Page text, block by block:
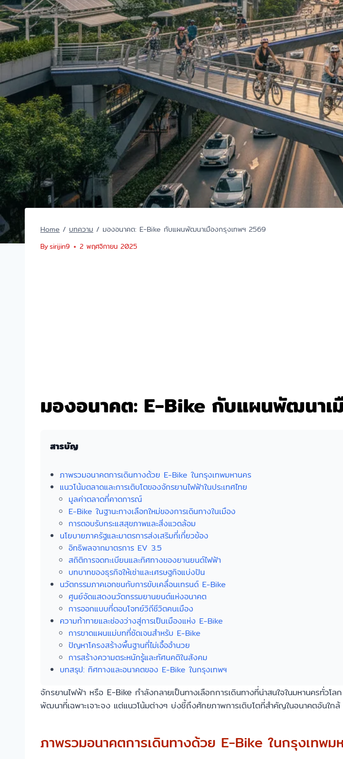
Home / บทความ / มองอนาคต: E-Bike กับแผนพัฒนาเมืองกรุงเทพฯ 2569
Bysirijin9 2 พฤศจิกายน 2025
มองอนาคต: E-Bike กับแผนพัฒนาเ
สารบัญ
ภาพรวมอนาคตการเดินทางด้วย E-Bike ในกรุงเทพมหานคร
แนวโน้มตลาดและการเติบโตของจักรยานไฟฟ้าในประเทศไทย
มูลค่าตลาดที่คาดการณ์
E-Bike ในฐานะทางเลือกใหม่ของการเดินทางในเมือง
การตอบรับกระแสสุขภาพและสิ่งแวดล้อม
นโยบายภาครัฐและมาตรการส่งเสริมที่เกี่ยวข้อง
อิทธิพลจากมาตรการ EV 3.5
สถิติการจดทะเบียนและทิศทางของยานยนต์ไฟฟ้า
บทบาทของธุรกิจให้เช่าและเศรษฐกิจแบ่งปัน
นวัตกรรมภาคเอกชนกับการขับเคลื่อนเทรนด์ E-Bike
ศูนย์จัดแสดงนวัตกรรมยานยนต์แห่งอนาคต
การออกแบบที่ตอบโจทย์วิถีชีวิตคนเมือง
ความท้าทายและช่องว่างสู่การเป็นเมืองแห่ง E-Bike
การขาดแผนแม่บทที่ชัดเจนสำหรับ E-Bike
ปัญหาโครงสร้างพื้นฐานที่ไม่เอื้ออำนวย
การสร้างความตระหนักรู้และทัศนคติในสังคม
บทสรุป: ทิศทางและอนาคตของ E-Bike ในกรุงเทพฯ
จักรยานไฟฟ้า หรือ E-Bike กำลังกลายเป็นทางเลือกการเดินทางที่น่าสนใจในมหานครทั่วโ
พัฒนาที่เฉพาะเจาะจง แต่แนวโน้มต่างๆ บ่งชี้ถึงศักยภาพการเติบโตที่สำคัญในอนาคตอันใกล้
ภาพรวมอนาคตการเดินทางด้วย E-Bike ในกรุงเทพม